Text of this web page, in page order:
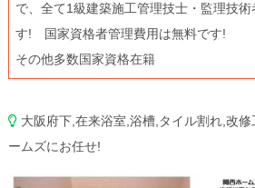
で、全て1級建築施工管理技士・監理技
す! 国家資格者管理費用は無料です!
その他多数国家資格在籍
大阪府下,在来浴室,浴槽,タイル割れ,改修
ームズにお任せ!